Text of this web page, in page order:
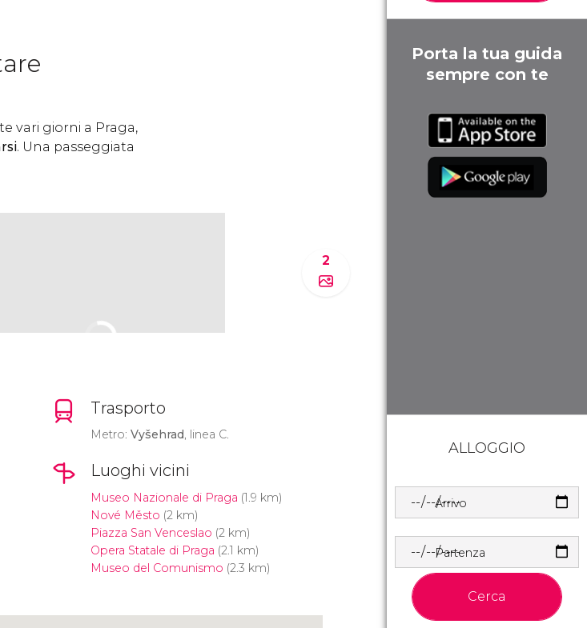
vari giorni a Praga,
. Una passeggiata
2
Trasporto
Metro: Vyšehrad, linea C.
Luoghi vicini
Museo Nazionale di Praga (1.9 km)
Nové Město (2 km)
Piazza San Venceslao (2 km)
Opera Statale di Praga (2.1 km)
Museo del Comunismo (2.3 km)
Porta la tua guida
sempre con te
ALLOGGIO
Arrivo
Partenza
Cerca